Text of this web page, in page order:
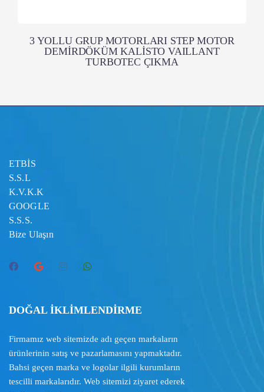
3 YOLLU GRUP MOTORLARI STEP MOTOR
DEMİRDÖKÜM KALİSTO VAILLANT
TURBOTEC ÇIKMA
ETBİS
S.S.L
K.V.K.K
GOOGLE
S.S.S.
Bize Ulaşın
DOĞAL İKLİMLENDİRME
Firmamız web sitemizde adı geçen markaların
ürünlerinin satış ve pazarlamasını yapmaktadır.
Bahsi geçen marka ve logolar ilgili kurumların
tescilli markalarıdır. Web sitemizi ziyaret ederek